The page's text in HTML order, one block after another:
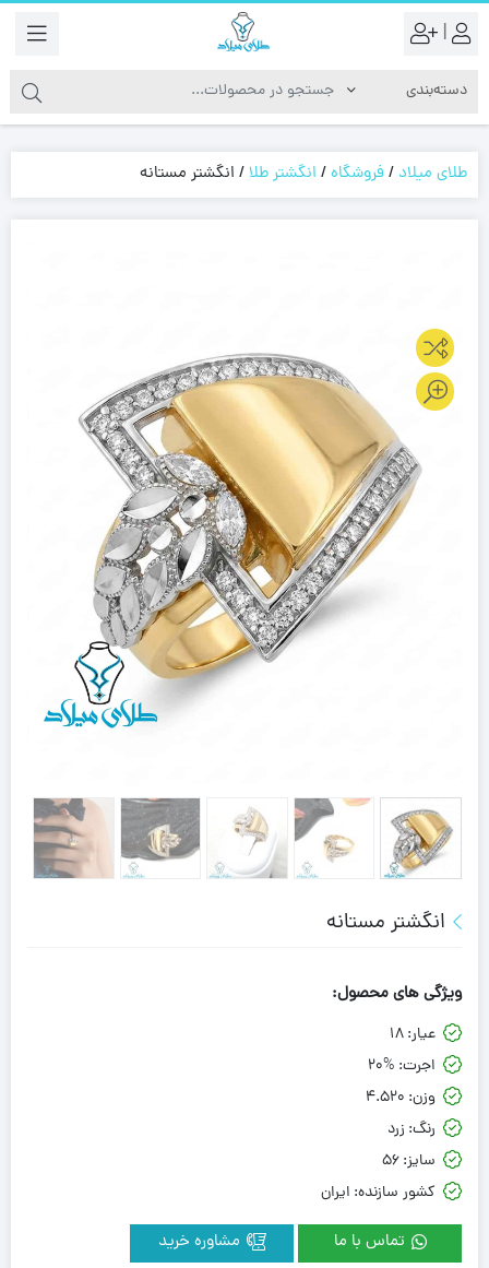
|
طلای میلاد /فروشگاه/ انگشتر طلا/ انگشتر مستانه
انگشتر مستانه
ویژگی های محصول:
عیار:18
اجرت: 20%
وزن: 4.520
رنگ: زرد
سایز:56
کشور سازنده: ایران
تماس با ما